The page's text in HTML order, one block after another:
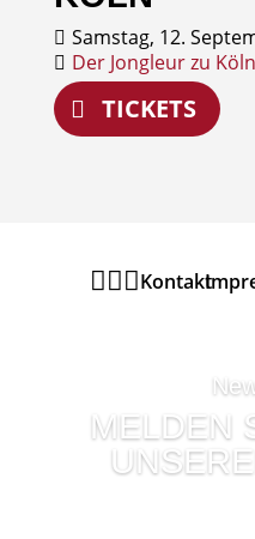
Samstag, 12.
Der Jongleur zu Köln
TICKETS
Kontakt
MELDEN